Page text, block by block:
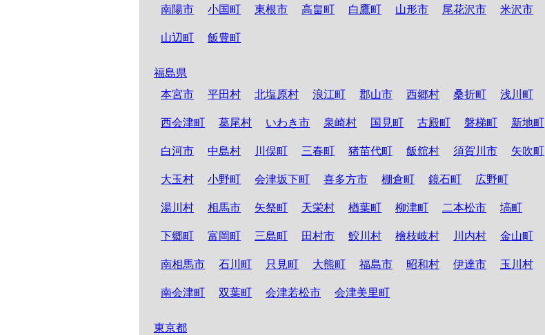
南陽市 小国町 東根市 高畠町 白鷹町 山形市 尾花沢市 米沢市
山辺町 飯豊町
福島県
本宮市
平田村 北塩原村 浪江町 郡山市 西郷村 桑折町 浅川町
西会津町 葛尾村 いわき市 泉崎村 国見町 古殿町 磐梯町 新地町
白河市 中島村 川俣町 三春町 猪苗代町 飯舘村 須賀川市 矢吹町
大玉村 小野町 会津坂下町 喜多方市 棚倉町 鏡石町 広野町
湯川村 相馬市 矢祭町 天栄村 楢葉町 柳津町 二本松市 塙町
下郷町 富岡町 三島町 田村市 鮫川村 檜枝岐村 川内村 金山町
南相馬市 石川町 只見町 大熊町 福島市 昭和村 伊達市 玉川村
南会津町 双葉町 会津若松市 会津美里町
東京都